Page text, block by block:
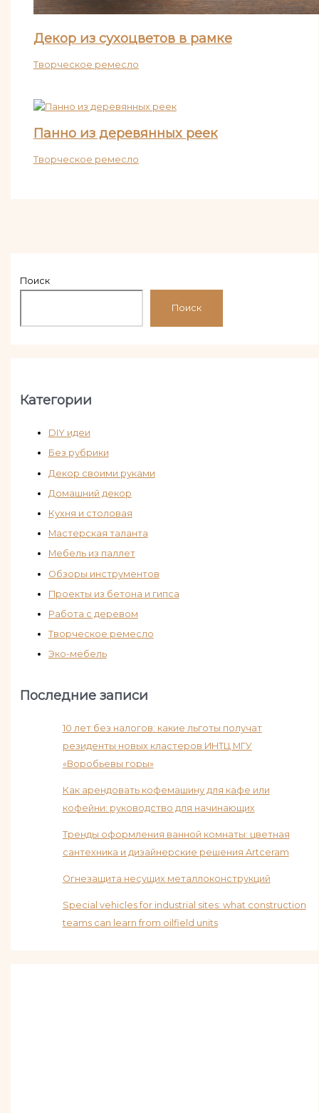
Поиск
Поиск
Категории
DIY идеи
Без рубрики
Декор своими руками
Домашний декор
Кухня и столовая
Мастерская таланта
Мебель из паллет
Обзоры инструментов
Проекты из бетона и гипса
Работа с деревом
Творческое ремесло
Эко-мебель
Последние записи
10 лет без налогов: какие льготы получат
резиденты новых кластеров ИНТЦ МГУ
«Воробьевы горы»
Как арендовать кофемашину для кафе или
кофейни: руководство для начинающих
Тренды оформления ванной комнаты: цветная
сантехника и дизайнерские решения Artceram
Огнезащита несущих металлоконструкций
Special vehicles for industrial sites: what construction
teams can learn from oilfield units
Декор из сухоцветов в рамке
Творческое ремесло
Панно из деревянных реек
Творческое ремесло